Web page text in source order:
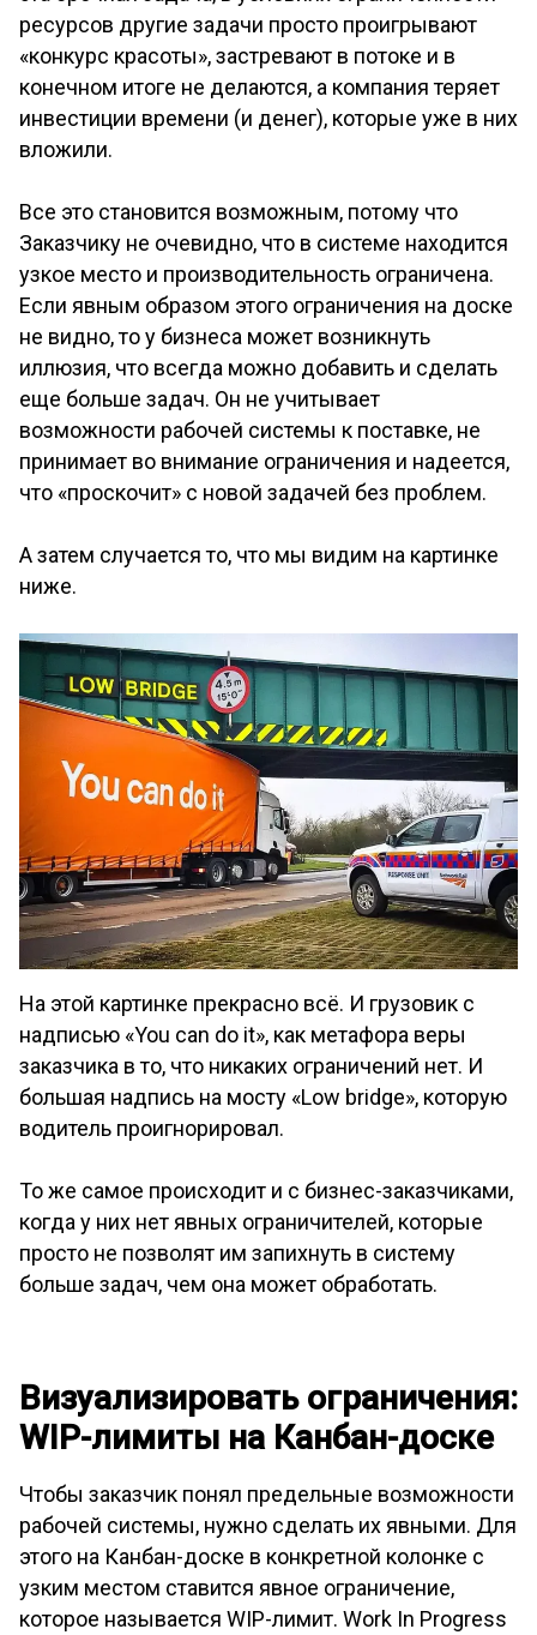
ресурсов другие задачи просто проигрывают
«конкурс красоты», застревают в потоке и в
конечном итоге не делаются, а компания теряет
инвестиции времени (и денег), которые уже в них
вложили.
Все это становится возможным, потому что
Заказчику не очевидно, что в системе находится
узкое место и производительность ограничена.
Если явным образом этого ограничения на доске
не видно, то у бизнеса может возникнуть
иллюзия, что всегда можно добавить и сделать
еще больше задач. Он не учитывает
возможности рабочей системы к поставке, не
принимает во внимание ограничения и надеется,
что «проскочит» с новой задачей без проблем.
А затем случается то, что мы видим на картинке
ниже.
На этой картинке прекрасно всё. И грузовик с
надписью «You can do it», как метафора веры
заказчика в то, что никаких ограничений нет. И
большая надпись на мосту «Low bridge», которую
водитель проигнорировал.
То же самое происходит и с бизнес-заказчиками,
когда у них нет явных ограничителей, которые
просто не позволят им запихнуть в систему
больше задач, чем она может обработать.
Визуализировать ограничения:
WIP-лимиты на Канбан-доске
Чтобы заказчик понял предельные возможности
рабочей системы, нужно сделать их явными. Для
этого на Канбан-доске в конкретной колонке с
узким местом ставится явное ограничение,
которое называется WIP-лимит. Work In Progress